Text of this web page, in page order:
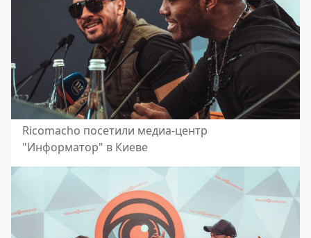
Ricomacho посетили медиа-центр
"Информатор" в Киеве